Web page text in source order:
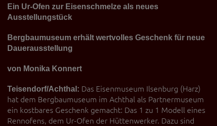
Ein Ur-Ofen zur Eisenschmelze als neues
Ausstellungstück
Bergbaumuseum erhält wertvolles Geschenk für neue
Dauerausstellung
von Monika Konnert
Teisendorf/Achthal: Das Eisenmuseum Ilsenburg (Harz)
hat dem Bergbaumuseum im Achthal als Partnermuseum
ein kostbares Geschenk gemacht: Das 1 zu 1 Modell eines
Rennofens, dem Ur-Ofen der Hüttenwerker. Dazu sind